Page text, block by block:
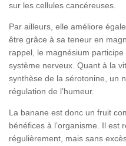
sur les cellules cancéreuses.
Par ailleurs, elle améliore
être grâce à sa teneur en
rappel, le magnésium
système nerveux. Quant à la
synthèse de la sérotonine, un
régulation de l’humeur.
La banane est donc un fruit
bénéfices à l’organisme. Il est
régulièrement, mais sans